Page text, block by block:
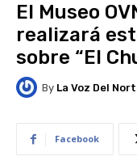
El Museo
realizará
sobre “El
By La Voz Del
Facebook